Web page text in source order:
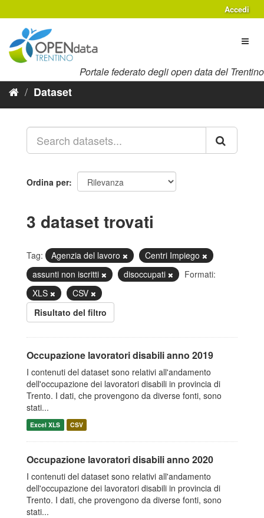
al
contenuto
Accedi
Portale federato degli open data del Trentino
Dataset
Ordina per
3 dataset trovati
Tag: Agenzia del lavoro
Centri Impiego
assunti non iscritti
disoccupati
Formati:
XLS
CSV
Risultato del filtro
Occupazione lavoratori disabili anno 2019
I contenuti del dataset sono relativi all'andamento
dell'occupazione dei lavoratori disabili in provincia di
Trento. I dati, che provengono da diverse fonti, sono
stati...
Excel XLS CSV
Occupazione lavoratori disabili anno 2020
I contenuti del dataset sono relativi all'andamento
dell'occupazione dei lavoratori disabili in provincia di
Trento. I dati, che provengono da diverse fonti, sono
stati...